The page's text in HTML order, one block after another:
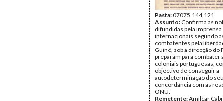
Pasta:07075.144.121
Assunto: Confirma as
difundidas pela imprensa
internacionais segundo
combatentes pela
Guiné, sob a direcção do
preparam para combater
coloniais portuguesas,
objectivo de conseguir a
autodeterminação do
concordância com as
ONU.
Remetente:Amílcar